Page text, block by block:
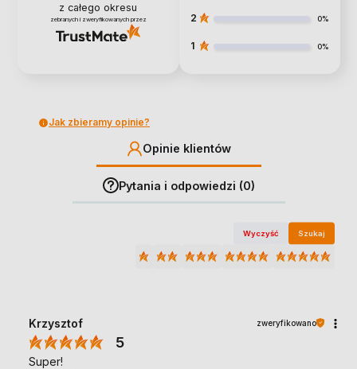
z całego okresu
zebranych i zweryfikowanych przez 2 0%
1 0%
Jak zbieramy opinie?
Opinie klientów
Pytania i odpowiedzi (0)
Wyczyść Szukaj
Krzysztof zweryfikowano
5
Super!